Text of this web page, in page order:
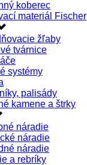
koberec
materiál Fischer
žľaby
tvárnice
systémy
palisády
kamene a štrky
náradie
náradie
náradie
a rebríky